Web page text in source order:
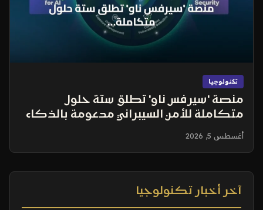
تكنولوجيا
منصة 'سيرفس ناو' تطلق ستة حلول
متكاملة للأمن السيبراني مدعومة بالذكاء
الاصطناعي الوكيلي
أغسطس 5, 2026
آخر أخبار تكنولوجيا